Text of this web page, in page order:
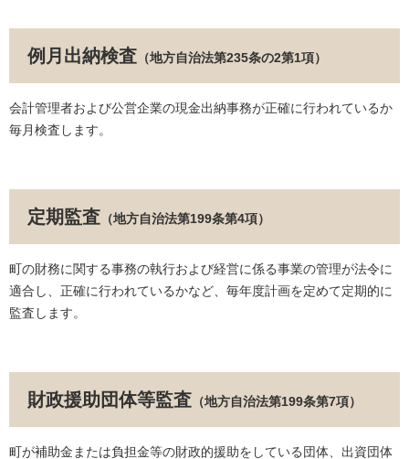
例月出納検査 （地方自治法第235条の2第1項）
会計管理者および公営企業の現金出納事務が正確に行われているか
毎月検査します。
定期監査 （地方自治法第199条第4項）
町の財務に関する事務の執行および経営に係る事業の管理が法令に
適合し、正確に行われているかなど、毎年度計画を定めて定期的に
監査します。
財政援助団体等監査 （地方自治法第199条第7項）
町が補助金または負担金等の財政的援助をしている団体、出資団体